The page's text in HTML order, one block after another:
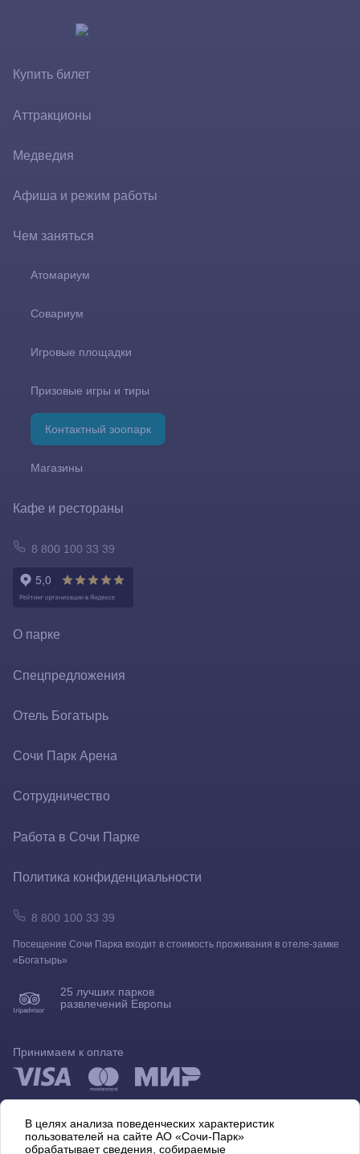
В целях анализа поведенческих характеристик
пользователей на сайте АО «Сочи-Парк»
обрабатывает сведения, собираемые
Купить билет
Купить билет
Акции и спецпредложения
Все тарифы
Аттракционы
Медведия
Афиша и режим работы
Чем заняться
Атомариум
Совариум
Игровые площадки
Призовые игры и тиры
Контактный зоопарк
Магазины
Кафе и рестораны
8 800 100 33 39
О парке
Сказочная вселенная
Карта
Контакты
Рекомендации по посещению
Социальные инициативы
Подпишитесь на нашу рассылку
Телефоны экстренных служб
Спецпредложения
Отель Богатырь
Сочи Парк Арена
Сотрудничество
Организация мероприятий
Реклама в парке
Площадки под аренду
Агентам
Прессе
Бизнес
Работа в Сочи Парке
Политика конфиденциальности
8 800 100 33 39
Посещение Сочи Парка входит в стоимость проживания в отеле-замке
«Богатырь»
25 лучших парков
развлечений Европы
Принимаем к оплате
Пишите нам Оставьте отзыв